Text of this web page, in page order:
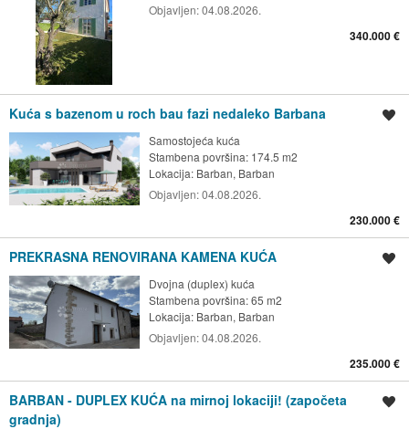
Objavljen:04.08.2026.
340.000 €
Kuća s bazenom u roch bau fazi nedaleko Barbana
Samostojeća kuća
Stambena površina: 174.5 m2
Lokacija: Barban, Barban
Objavljen:04.08.2026.
230.000 €
PREKRASNA RENOVIRANA KAMENA KUĆA
Dvojna (duplex) kuća
Stambena površina: 65 m2
Lokacija: Barban, Barban
Objavljen:04.08.2026.
235.000 €
BARBAN - DUPLEX KUĆA na mirnoj lokaciji! (započeta
gradnja)